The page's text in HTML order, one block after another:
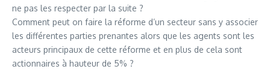
ne pas les respecter par la suite ?
Comment peut on faire la réforme d’un secteur sans y associer
les différentes parties prenantes alors que les agents sont les
acteurs principaux de cette réforme et en plus de cela sont
actionnaires à hauteur de 5% ?